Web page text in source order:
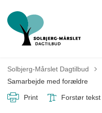
Solbjerg-Mårslet Dagtilbud
Samarbejde med forældre
Print Forstør tekst